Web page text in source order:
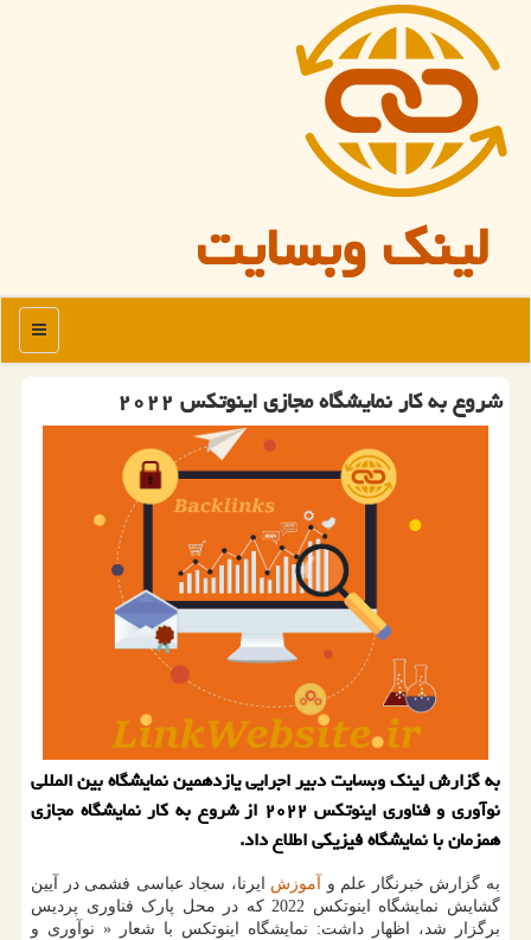
لینک وبسایت
منو
شروع به کار نمایشگاه مجازی اینوتکس ۲۰۲۲
به گزارش لینک وبسایت دبیر اجرایی یازدهمین نمایشگاه بین المللی
نوآوری و فناوری اینوتکس ۲۰۲۲ از شروع به کار نمایشگاه مجازی
همزمان با نمایشگاه فیزیکی اطلاع داد.
به گزارش خبرنگار علم و آموزش ایرنا، سجاد عباسی فشمی در آیین
گشایش نمایشگاه اینوتکس 2022 که در محل پارک فناوری پردیس
برگزار شد، اظهار داشت: نمایشگاه اینوتکس با شعار « نوآوری و